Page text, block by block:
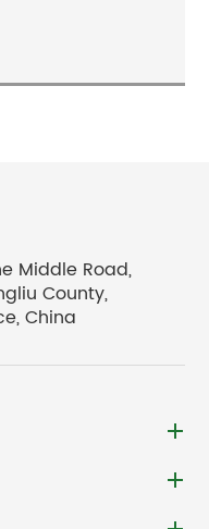
Middle Road,
County,
China